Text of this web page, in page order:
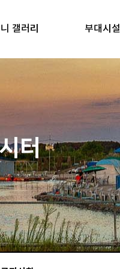
갤러리 부대시설
터